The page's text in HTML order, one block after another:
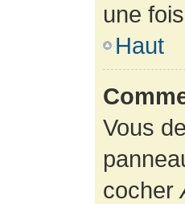
une
Haut
Vous
cocher